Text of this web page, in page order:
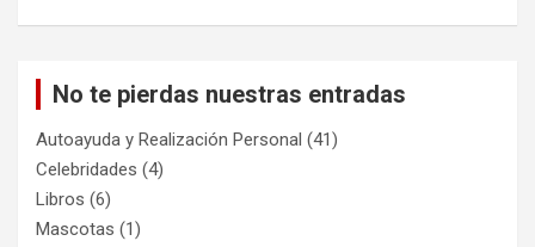
No te pierdas nuestras entradas
Autoayuda y Realización Personal (41)
Celebridades (4)
Libros (6)
Mascotas (1)